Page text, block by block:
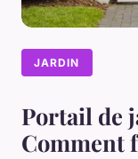
JARDIN
Portail de
Comment